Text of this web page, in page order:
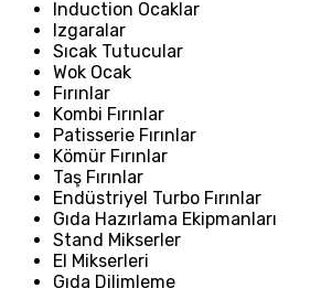
Induction Ocaklar
Izgaralar
Sıcak Tutucular
Wok Ocak
Fırınlar
Kombi Fırınlar
Patisserie Fırınlar
Kömür Fırınlar
Taş Fırınlar
Endüstriyel Turbo Fırınlar
Gıda Hazırlama Ekipmanları
Stand Mikserler
El Mikserleri
Gıda Dilimleme